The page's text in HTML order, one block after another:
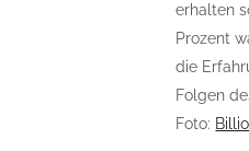
erhalten
Prozent
die
Folgen
Foto: